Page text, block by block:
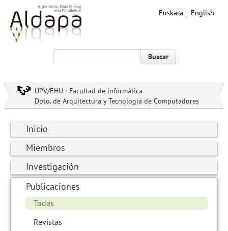
Euskara English
Buscar
UPV/EHU · Facultad de informática
Dpto. de Arquitectura y Tecnología de Computadores
Inicio
Miembros
Investigación
Publicaciones
Todas
Revistas